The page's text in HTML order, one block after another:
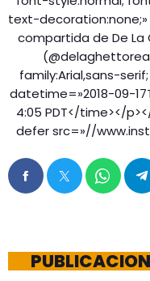
text-
compartida de De La
family:Arial,sans-
datetime=»2018-09-
4:05 PDT</time></
defer src=»//